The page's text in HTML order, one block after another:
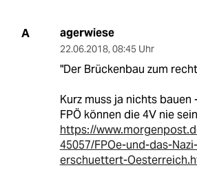
A agerwiese
22.06.2018, 08:45 Uhr
"Der Brückenbau zum
Kurz muss ja nichts
FPÖ können die 4V nie
https://
45057/FPOe-und-das-
erschuettert-